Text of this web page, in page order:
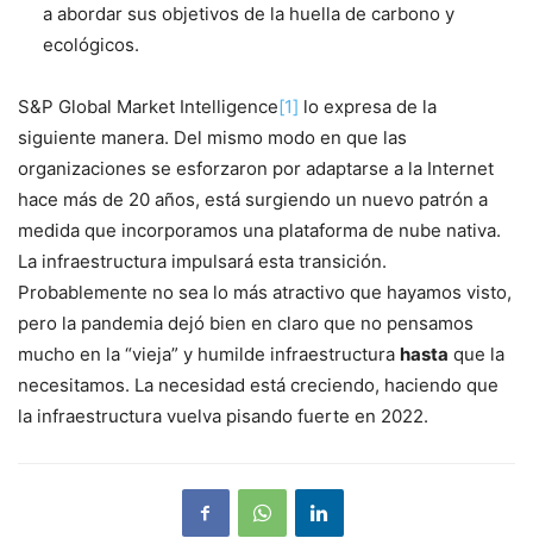
a abordar sus objetivos de la huella de carbono y
ecológicos.
S&P Global Market Intelligence[1] lo expresa de la
siguiente manera. Del mismo modo en que las
organizaciones se esforzaron por adaptarse a la Internet
hace más de 20 años, está surgiendo un nuevo patrón a
medida que incorporamos una plataforma de nube nativa.
La infraestructura impulsará esta transición.
Probablemente no sea lo más atractivo que hayamos visto,
pero la pandemia dejó bien en claro que no pensamos
mucho en la “vieja” y humilde infraestructura hasta que la
necesitamos. La necesidad está creciendo, haciendo que
la infraestructura vuelva pisando fuerte en 2022.